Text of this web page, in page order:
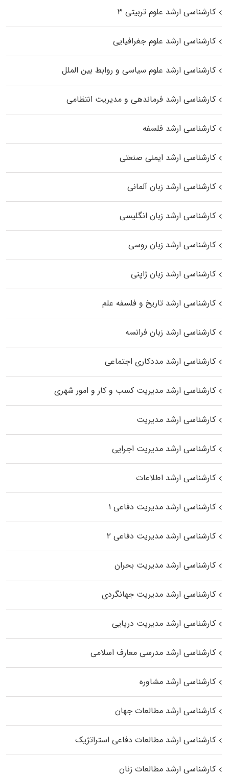
کارشناسی ارشد علوم تربیتی ۳
کارشناسی ارشد علوم جغرافیایی
کارشناسی ارشد علوم سیاسی و روابط بین الملل
کارشناسی ارشد فرماندهی و مدیریت انتظامی
کارشناسی ارشد فلسفه
کارشناسی ارشد ایمنی صنعتی
کارشناسی ارشد زبان آلمانی
کارشناسی ارشد زبان انگلیسی
کارشناسی ارشد زبان روسی
کارشناسی ارشد زبان ژاپنی
کارشناسی ارشد تاریخ و فلسفه علم
کارشناسی ارشد زبان فرانسه
کارشناسی ارشد مددکاری اجتماعی
کارشناسی ارشد مدیریت کسب و کار و امور شهری
کارشناسی ارشد مدیریت
کارشناسی ارشد مدیریت اجرایی
کارشناسی ارشد اطلاعات
کارشناسی ارشد مدیریت دفاعی ۱
کارشناسی ارشد مدیریت دفاعی ۲
کارشناسی ارشد مدیریت بحران
کارشناسی ارشد مدیریت جهانگردی
کارشناسی ارشد مدیریت دریایی
کارشناسی ارشد مدرسی معارف اسلامی
کارشناسی ارشد مشاوره
کارشناسی ارشد مطالعات جهان
کارشناسی ارشد مطالعات دفاعی استراتژیک
کارشناسی ارشد مطالعات زنان